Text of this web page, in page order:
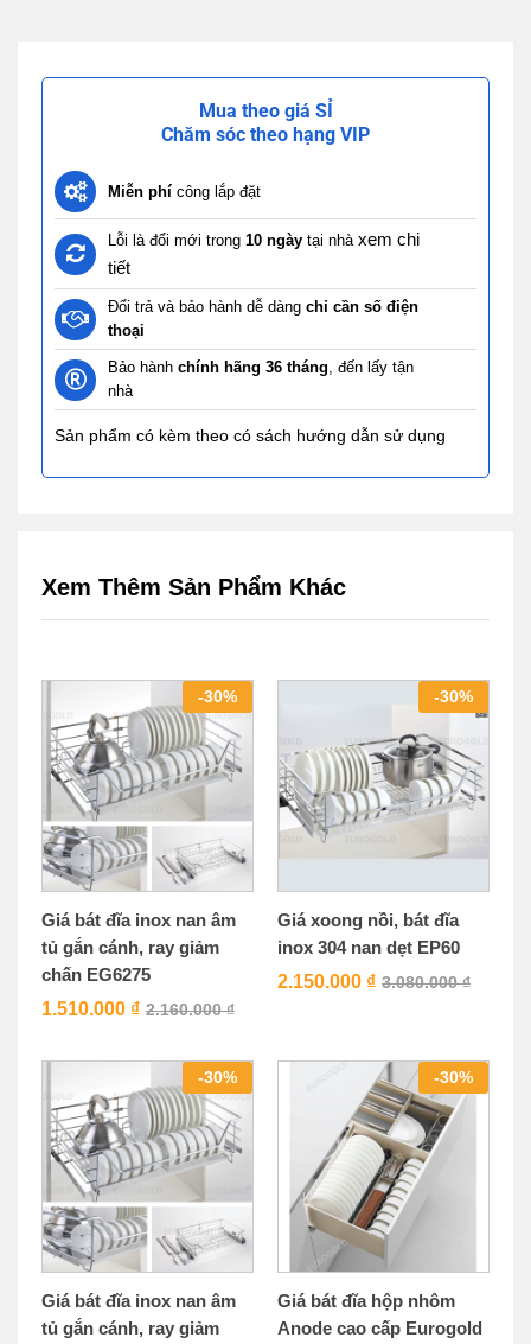
Mua theo giá SỈ
Chăm sóc theo hạng VIP
Miễn phí công lắp đặt
Lỗi là đổi mới trong 10 ngày tại nhà xem chi
tiết
Đổi trả và bảo hành dễ dàng chỉ cần số điện
thoại
Bảo hành chính hãng 36 tháng, đến lấy tận
nhà
Sản phẩm có kèm theo có sách hướng dẫn sử dụng
Xem Thêm Sản Phẩm Khác
-30%
Giá bát đĩa inox nan âm
tủ gắn cánh, ray giảm
chấn EG6275
1.510.000 ₫ 2.160.000₫
-30%
Giá xoong nồi, bát đĩa
inox 304 nan dẹt EP60
2.150.000 ₫ 3.080.000₫
-30%
Giá bát đĩa inox nan âm
tủ gắn cánh, ray giảm
-30%
Giá bát đĩa hộp nhôm
Anode cao cấp Eurogold